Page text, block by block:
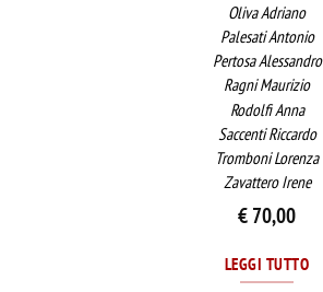
Oliva Adriano
Palesati Antonio
Pertosa Alessandro
Ragni Maurizio
Rodolfi Anna
Saccenti Riccardo
Tromboni Lorenza
Zavattero Irene
€ 70,00
LEGGI TUTTO